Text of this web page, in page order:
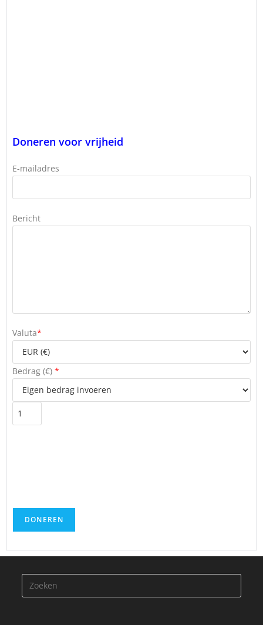
Doneren voor vrijheid
E-mailadres
Bericht
Valuta*
Bedrag (€) *